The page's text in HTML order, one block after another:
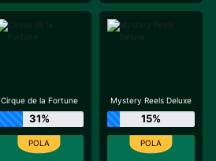
Cirque de la Fortune
31%
Mystery Reels Deluxe
15%